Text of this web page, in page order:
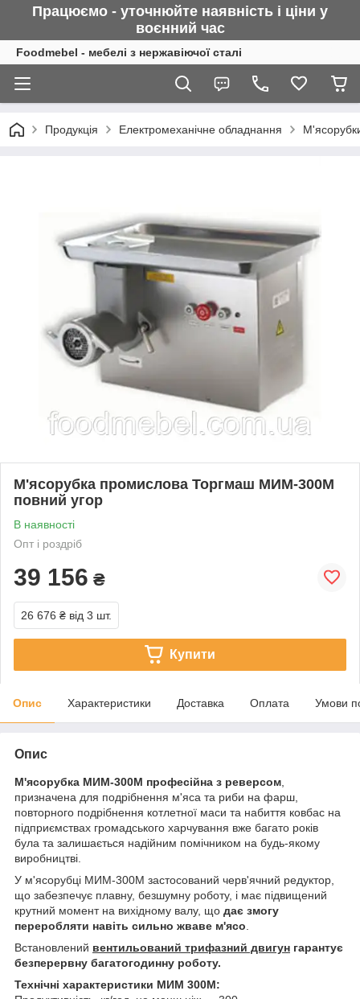
Працюємо - уточнюйте наявність і ціни у
воєнний час
Foodmebel - мебелі з нержавіючої сталі
Продукція Електромеханічне обладнання
М'ясорубка промислова Торгмаш МИМ-300М
повний угор
В наявності
Опт і роздріб
39 156 ₴
26 676 ₴ від 3 шт.
Купити
Опис Характеристики Доставка Оплата Умови
Опис
М'ясорубка МИМ-300М професійна з реверсом
призначена для подрібнення м'яса та риби на фарш,
повторного подрібнення котлетної маси та набиття ковбас на
підприємствах громадського харчування вже багато років
була та залишається надійним помічником на будь-якому
виробництві.
У м'ясорубці МИМ-300М застосований черв'ячний редуктор,
що забезпечує плавну, безшумну роботу, і має підвищений
крутний момент на вихідному валу, що дає змогу
переробляти навіть сильно жваве м'ясо
Встановлений вентильований трифазний двигун гарантує
безперервну багатогодинну роботу.
Технічні характеристики МИМ 300М: